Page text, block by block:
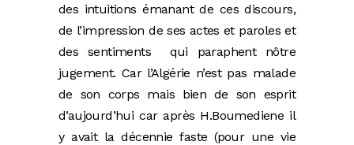
des intuitions émanant de ces discours,
de l’impression de ses actes et paroles et
des sentiments qui paraphent nôtre
jugement. Car l’Algérie n’est pas malade
de son corps mais bien de son esprit
d’aujourd’hui car après H.Boumediene il
y avait la décennie faste (pour une vie